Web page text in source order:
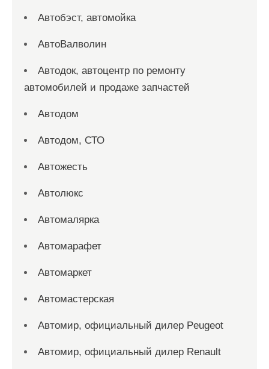
Автобэст, автомойка
АвтоВалволин
Автодок, автоцентр по ремонту
автомобилей и продаже запчастей
Автодом
Автодом, СТО
Автожесть
Автолюкс
Автомалярка
Автомарафет
Автомаркет
Автомастерская
Автомир, официальный дилер Peugeot
Автомир, официальный дилер Renault